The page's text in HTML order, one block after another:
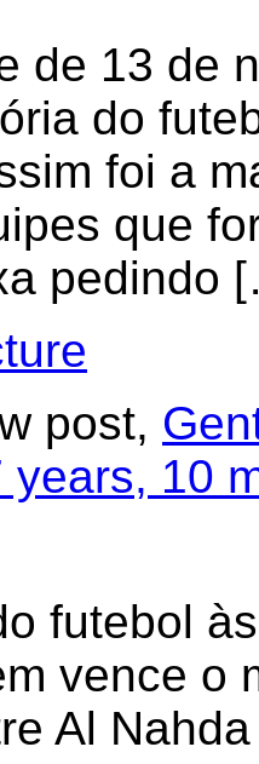
de 13 de
do
foi a
que
pedindo
post,
years, 10
futebol
vence o
Al